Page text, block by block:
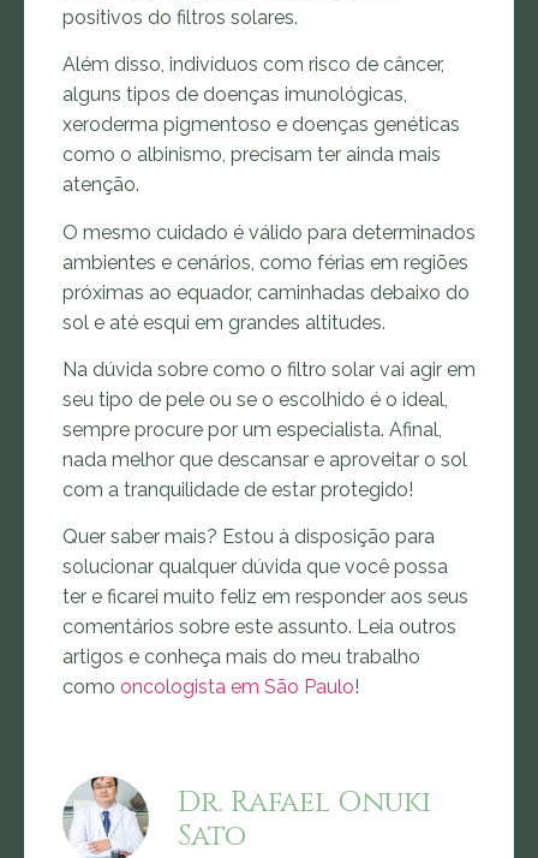
positivos do filtros solares.
Além disso, indivíduos com risco de câncer,
alguns tipos de doenças imunológicas,
xeroderma pigmentoso e doenças genéticas
como o albinismo, precisam ter ainda mais
atenção.
O mesmo cuidado é válido para determinados
ambientes e cenários, como férias em regiões
próximas ao equador, caminhadas debaixo do
sol e até esqui em grandes altitudes.
Na dúvida sobre como o filtro solar vai agir em
seu tipo de pele ou se o escolhido é o ideal,
sempre procure por um especialista. Afinal,
nada melhor que descansar e aproveitar o sol
com a tranquilidade de estar protegido!
Quer saber mais? Estou à disposição para
solucionar qualquer dúvida que você possa
ter e ficarei muito feliz em responder aos seus
comentários sobre este assunto. Leia outros
artigos e conheça mais do meu trabalho
como oncologista em São Paulo!
Dr. Rafael Onuki
Sato